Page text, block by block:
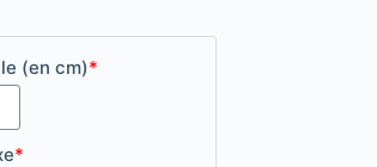
(en cm)*
*